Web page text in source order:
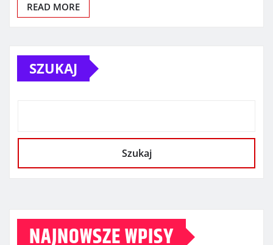
READ MORE
SZUKAJ
Szukaj
NAJNOWSZE WPISY